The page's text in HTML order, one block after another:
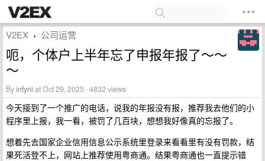
V2EX › 公司运营
呃，个体户上半年忘了申报年报了～～
～
Byinfyni at Oct 29, 2025 · 4832 views
今天接到了一个推广的电话，说我的年报没有报，推荐我去他们的小
程序里上报，我一看，被罚了几百块，想想我好像真的忘报了。
想着先去国家企业信用信息公示系统里登录来看看里有没有罚款，结
果死活登不上，网站上推荐使用粤商通。结果粤商通也一直提示错